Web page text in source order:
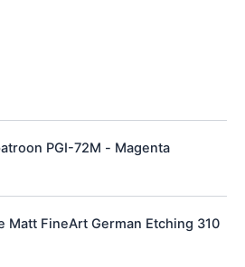
PGI-72M - Magenta
Matt FineArt German Etching 310